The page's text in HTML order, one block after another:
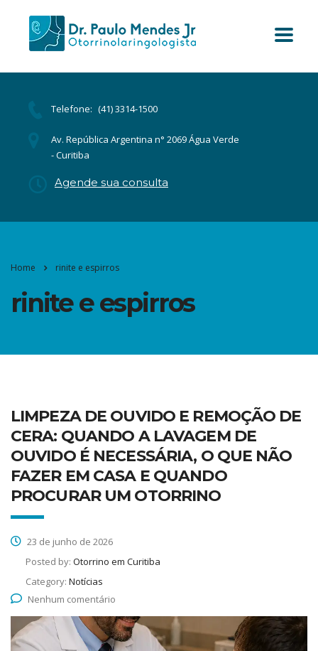
Telefone: (41) 3314-1500
Av. República Argentina n° 2069 Água Verde
- Curitiba
Agende sua consulta
Home rinite e espirros
rinite e espirros
LIMPEZA DE OUVIDO E REMOÇÃO DE
CERA: QUANDO A LAVAGEM DE
OUVIDO É NECESSÁRIA, O QUE NÃO
FAZER EM CASA E QUANDO
PROCURAR UM OTORRINO
23 de junho de 2026
Posted by: Otorrino em Curitiba
Category: Notícias
Nenhum comentário